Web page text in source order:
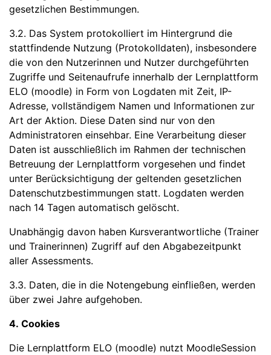
gesetzlichen Bestimmungen.
3.2. Das System protokolliert im Hintergrund die
stattfindende Nutzung (Protokolldaten), insbesondere
die von den Nutzerinnen und Nutzer durchgeführten
Zugriffe und Seitenaufrufe innerhalb der Lernplattform
ELO (moodle) in Form von Logdaten mit Zeit, IP-
Adresse, vollständigem Namen und Informationen zur
Art der Aktion. Diese Daten sind nur von den
Administratoren einsehbar. Eine Verarbeitung dieser
Daten ist ausschließlich im Rahmen der technischen
Betreuung der Lernplattform vorgesehen und findet
unter Berücksichtigung der geltenden gesetzlichen
Datenschutzbestimmungen statt. Logdaten werden
nach 14 Tagen automatisch gelöscht.
Unabhängig davon haben Kursverantwortliche (Trainer
und Trainerinnen) Zugriff auf den Abgabezeitpunkt
aller Assessments.
3.3. Daten, die in die Notengebung einfließen, werden
über zwei Jahre aufgehoben.
4. Cookies
Die Lernplattform ELO (moodle) nutzt MoodleSession